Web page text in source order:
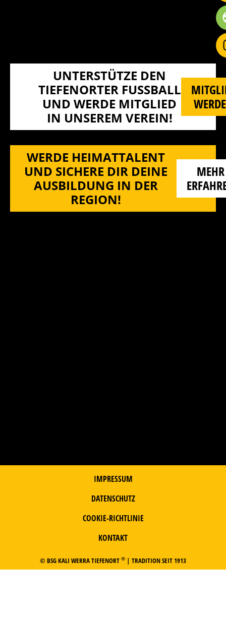
UNTERSTÜTZE DEN
TIEFENORTER FUSSBALL U
ND WERDE MITGLIED I
N UNSEREM VEREIN!
WERDE HEIMATTALENT
UND SICHERE DIR DEINE
AUSBILDUNG IN DER
REGION!
MEHR
IMPRESSUM
DATENSCHUTZ
COOKIE-RICHTLINIE
KONTAKT
© BSG KALI WERRA TIEFENORT ® | TRADITION SEIT 1913